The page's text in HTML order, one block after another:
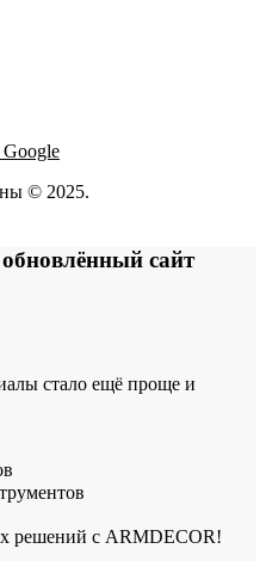
© 2025.
сайт
стало ещё проще и
решений с ARMDECOR!